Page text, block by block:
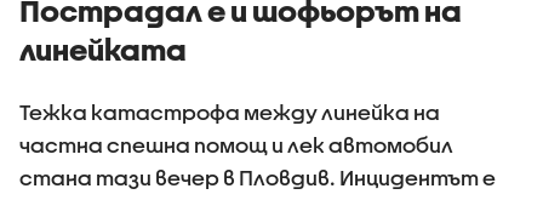
Пострадал е и шофьорът на
линейката
Тежка катастрофа между линейка на
частна спешна помощ и лек автомобил
стана тази вечер в Пловдив. Инцидентът е